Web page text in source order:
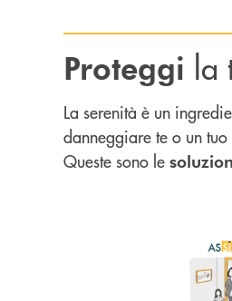
Proteggi la
La serenità è un
danneggiare te o un
Queste sono le